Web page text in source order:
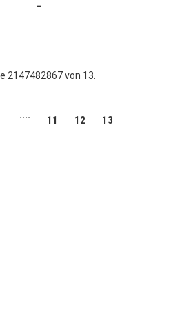
2147482867 von 13.
.... 11 12 13